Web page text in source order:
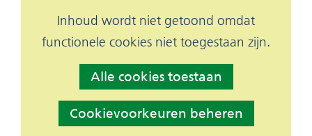
Cookies
toestaan?
Inhoud wordt niet getoond omdat
functionele cookies niet toegestaan zijn.
kan
cookies
Alle cookies toestaan
Cookievoorkeuren beheren